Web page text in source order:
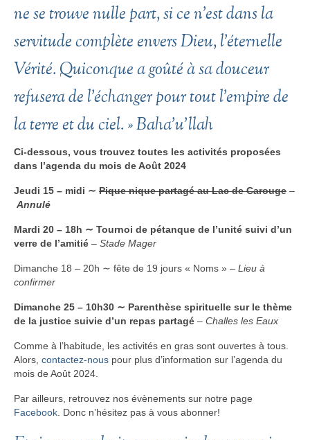
ne se trouve nulle part, si ce n’est dans la
servitude complète envers Dieu, l’éternelle
Vérité. Quiconque a goûté à sa douceur
refusera de l’échanger pour tout l’empire de
la terre et du ciel. »Baha’u’llah
Ci-dessous, vous trouvez toutes les activités proposées
dans l’agenda du mois de Août 2024
Jeudi 15 – midi ∼ Pique nique partagé au Lac de Carouge –
Annulé
Mardi 20 – 18h ∼ Tournoi de pétanque de l’unité suivi d’un
verre de l’amitié – Stade Mager
Dimanche 18 – 20h ∼ fête de 19 jours « Noms » – Lieu à
confirmer
Dimanche 25 – 10h30 ∼ Parenthèse spirituelle sur le thème
de la justice suivie d’un repas partagé – Challes les Eaux
Comme à l’habitude, les activités en gras sont ouvertes à tous.
Alors, contactez-nous pour plus d’information sur l’agenda du
mois de Août 2024.
Par ailleurs, retrouvez nos évènements sur notre page
Facebook. Donc n’hésitez pas à vous abonner!